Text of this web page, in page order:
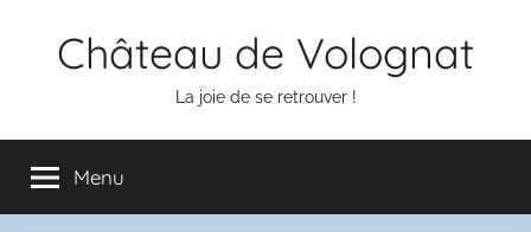
Château de Volognat
La joie de se retrouver !
Menu